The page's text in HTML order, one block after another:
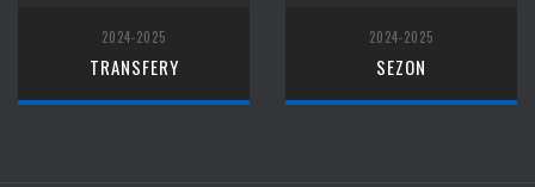
2024-2025
TRANSFERY
2024-2025
SEZON